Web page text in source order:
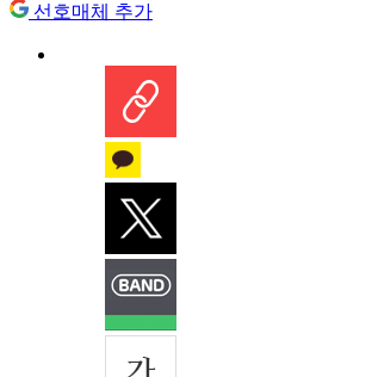
선호매체 추가